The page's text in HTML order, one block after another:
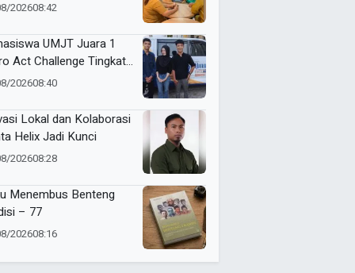
202608:42
UMJT Juara 1
Act Challenge Tingkat
Timur
202608:40
Lokal dan Kolaborasi
Helix Jadi Kunci
202608:28
Menembus Benteng
– 77
202608:16